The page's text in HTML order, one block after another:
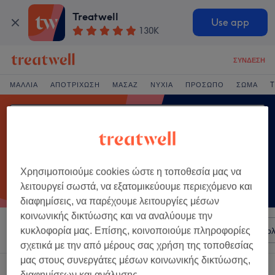
Treatwell
130K
Use app
ΣΎΝΔΕΣΗ
ΜΑΛΛΙΆ ΑΠΟΤΡΊΧΩΣΗ ΜΑΣΆΖ ΝΎΧΙΑ ΠΡΌΣΩΠΟ ΣΏΜΑ
Ταξινόμηση κατά Σαλόνια Άμεσες Προσφορές
Ένα κατάστημα που προσφέρει:
Χρησιμοποιούμε cookies ώστε η τοποθεσία μας να
λειτουργεί σωστά, να εξατομικεύουμε περιεχόμενο και
διαφημίσεις, να παρέχουμε λειτουργίες μέσων
κοινωνικής δικτύωσης και να αναλύουμε την
κυκλοφορία μας. Επίσης, κοινοποιούμε πληροφορίες
σχετικά με την από μέρους σας χρήση της τοποθεσίας
μας στους συνεργάτες μέσων κοινωνικής δικτύωσης,